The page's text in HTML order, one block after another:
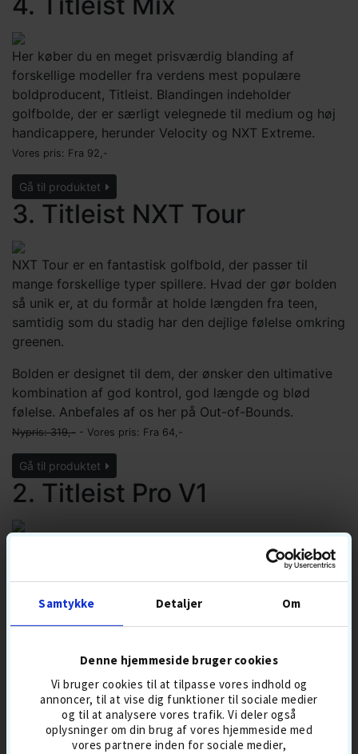
Samtykke Detaljer Om
Denne hjemmeside bruger cookies
Vi bruger cookies til at tilpasse vores indhold og
annoncer, til at vise dig funktioner til sociale medier
og til at analysere vores trafik. Vi deler også
oplysninger om din brug af vores hjemmeside med
vores partnere inden for sociale medier,
Her køber du en meget prisværdig blanding af
forskellige modeller fra verdens mest populære
boldproducent, Titleist. Blandingen indeholder
golfbolde, der er særligt velegnede til medium og høj
handicappere, herunder Velocity og NXT Extreme.
Vores pris: Fra 92,-
Gå til produktet
3. Titleist NXT Tour
NXT Tour er en fantastisk golfbold, der passer til
mange forskellige typer spillere. Hvad der gør bolden
så unik er, at du formår at holde længden fra teen,
samtidig som du stadig har den dejlige følelse omkring
greenen.
Bolden er designet til dem, der ønsker den ultimative
kombination af god kontrol, god længde og blød
følelse. Anbefales af os her på Out-of-Bounds.
Nypris: 319,- - Vores pris: Fra 64,-
Gå til produktet
2. Titleist Pro V1
en Pro V1 sammen med den fantastiske længde og
Drop-and-Stop kontrol er uovertruffen og har i mange
år gjort Pro V1 til den absolut mest brugte golfbold på
touren rundt omkring i verden. En konsekvent
omkring greenen.
Nypris: 429,- - Vores pris: Fra142,-
Gå til produktet
1. Søbolde